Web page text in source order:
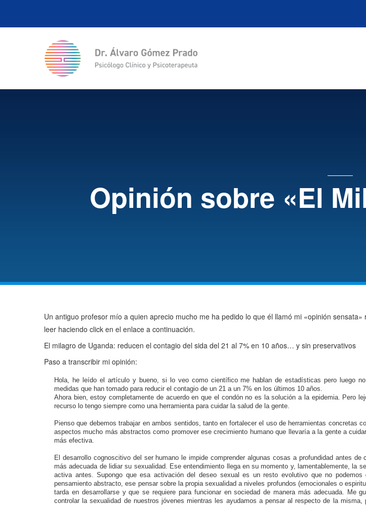
Opinión sobre «El
Un antiguo profesor mío a quien aprecio mucho me ha pedido lo que él llamó mi «opinión
leer haciendo click en el enlace a continuación.
El milagro de Uganda: reducen el contagio del sida del 21 al 7% en 10 años… y sin preservativos
Paso a transcribir mi opinión:
Hola, he leído el artículo y bueno, si lo veo como científico me hablan de estadísticas pero luego
medidas que han tomado para reducir el contagio de un 21 a un 7% en los últimos 10 años.
Ahora bien, estoy completamente de acuerdo en que el condón no es la solución a la epidemia. Pero
recurso lo tengo siempre como una herramienta para cuidar la salud de la gente.
Pienso que debemos trabajar en ambos sentidos, tanto en fortalecer el uso de herramientas concretas
aspectos mucho más abstractos como promover ese crecimiento humano que llevaría a la gente a
más efectiva.
El desarrollo cognoscitivo del ser humano le impide comprender algunas cosas a profundidad antes de
más adecuada de lidiar su sexualidad. Ese entendimiento llega en su momento y, lamentablemente, la
activa antes. Supongo que esa activación del deseo sexual es un resto evolutivo que no podemos
pensamiento abstracto, ese pensar sobre la propia sexualidad a niveles profundos (emocionales o
tarda en desarrollarse y que se requiere para funcionar en sociedad de manera más adecuada. Me
controlar la sexualidad de nuestros jóvenes mientras les ayudamos a pensar al respecto de la